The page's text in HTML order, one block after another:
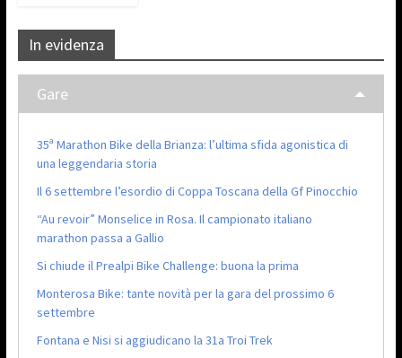
In evidenza
Gare
35ª Marathon Bike della Brianza: l’ultima sfida agonistica di
una leggendaria storia
Il 6 settembre l’esordio di Coppa Toscana della Gf Pinocchio
“Au revoir” Monselice in Rosa. Il campionato italiano
marathon passa a Gallio
Si chiude il Prealpi Bike Challenge: buona la prima
Monterosa Bike: tante novità per la gara del prossimo 6
settembre
Fontana e Nisi si aggiudicano la 31a Troi Trek